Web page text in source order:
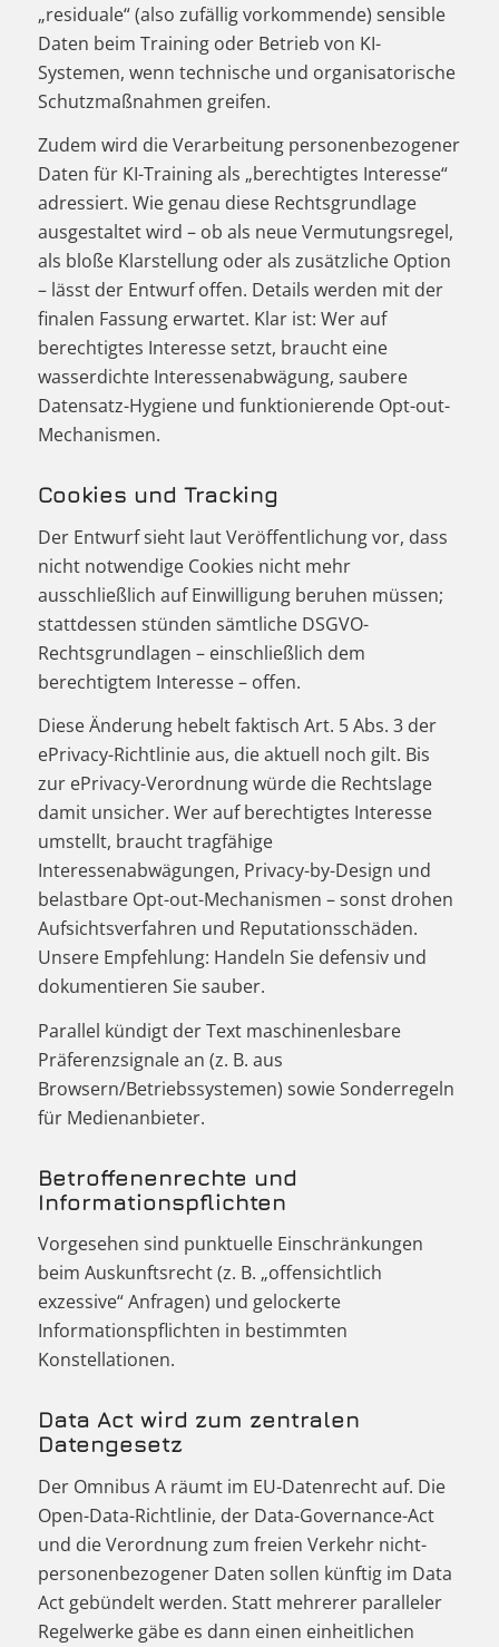
„residuale“ (also zufällig vorkommende) sensible
Daten beim Training oder Betrieb von KI-
Systemen, wenn technische und organisatorische
Schutzmaßnahmen greifen.
Zudem wird die Verarbeitung personenbezogener
Daten für KI-Training als „berechtigtes Interesse“
adressiert. Wie genau diese Rechtsgrundlage
ausgestaltet wird – ob als neue Vermutungsregel,
als bloße Klarstellung oder als zusätzliche Option
– lässt der Entwurf offen. Details werden mit der
finalen Fassung erwartet. Klar ist: Wer auf
berechtigtes Interesse setzt, braucht eine
wasserdichte Interessenabwägung, saubere
Datensatz-Hygiene und funktionierende Opt-out-
Mechanismen.
Cookies und Tracking
Der Entwurf sieht laut Veröffentlichung vor, dass
nicht notwendige Cookies nicht mehr
ausschließlich auf Einwilligung beruhen müssen;
stattdessen stünden sämtliche DSGVO-
Rechtsgrundlagen – einschließlich dem
berechtigtem Interesse – offen.
Diese Änderung hebelt faktisch Art. 5 Abs. 3 der
ePrivacy-Richtlinie aus, die aktuell noch gilt. Bis
zur ePrivacy-Verordnung würde die Rechtslage
damit unsicher. Wer auf berechtigtes Interesse
umstellt, braucht tragfähige
Interessenabwägungen, Privacy-by-Design und
belastbare Opt-out-Mechanismen – sonst drohen
Aufsichtsverfahren und Reputationsschäden.
Unsere Empfehlung: Handeln Sie defensiv und
dokumentieren Sie sauber.
Parallel kündigt der Text maschinenlesbare
Präferenzsignale an (z. B. aus
Browsern/Betriebssystemen) sowie Sonderregeln
für Medienanbieter.
Betroffenenrechte und
Informationspflichten
Vorgesehen sind punktuelle Einschränkungen
beim Auskunftsrecht (z. B. „offensichtlich
exzessive“ Anfragen) und gelockerte
Informationspflichten in bestimmten
Konstellationen.
Data Act wird zum zentralen
Datengesetz
Der Omnibus A räumt im EU-Datenrecht auf. Die
Open-Data-Richtlinie, der Data-Governance-Act
und die Verordnung zum freien Verkehr nicht-
personenbezogener Daten sollen künftig im Data
Act gebündelt werden. Statt mehrerer paralleler
Regelwerke gäbe es dann einen einheitlichen